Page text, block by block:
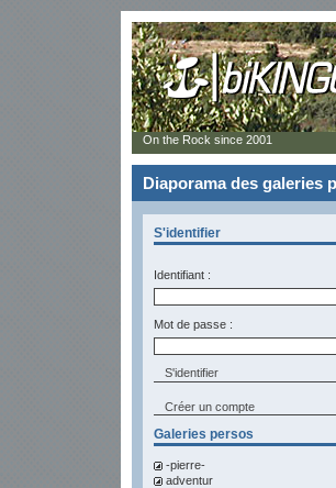
Diaporama des galeries
S'identifier
Identifiant :
Mot de passe :
Créer un compte
Galeries persos
-pierre-
adventur
On the Rock since 2001